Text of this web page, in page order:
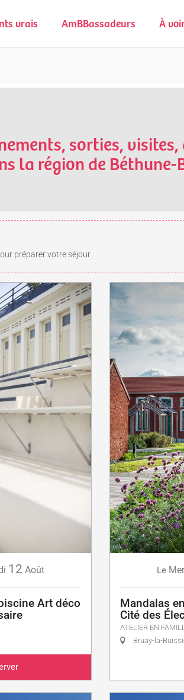
vrais AmBBassadeurs À
sorties,
la région de Béthune-
préparer votre séjour
12 Août
Art déco
Le
Mandalas
Cité des
ATELIER EN
Bruay-la-